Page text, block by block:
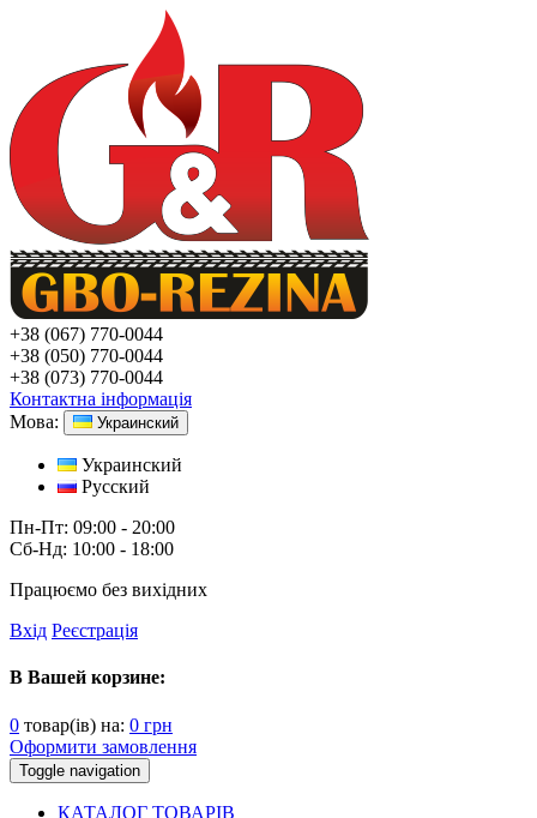
+38 (067) 770-0044
+38 (050) 770-0044
+38 (073) 770-0044
Контактна інформація
Мова:
Украинский
Украинский
Русский
Пн-Пт: 09:00 - 20:00
Сб-Нд: 10:00 - 18:00
Працюємо без вихідних
Вхід Реєстрація
В Вашей корзине:
0 товар(ів) на: 0 грн
Оформити замовлення
Toggle navigation
КАТАЛОГ ТОВАРІВ